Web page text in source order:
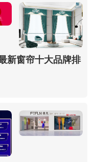
新窗帘十大品牌排